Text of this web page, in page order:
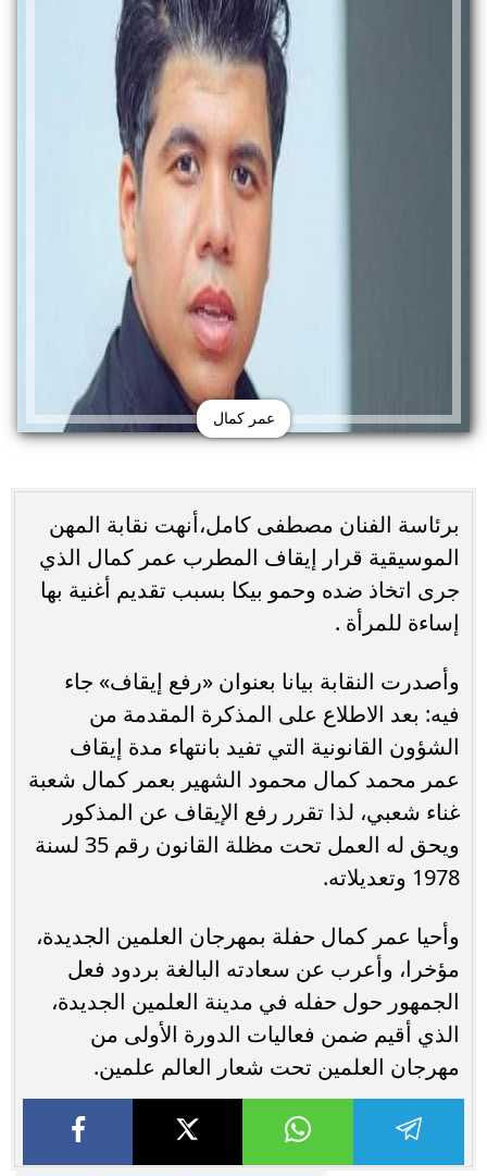
عمر كمال
برئاسة الفنان مصطفى كامل،أنهت نقابة المهن
الموسيقية قرار إيقاف المطرب عمر كمال الذي
جرى اتخاذ ضده وحمو بيكا بسبب تقديم أغنية بها
إساءة للمرأة .
وأصدرت النقابة بيانا بعنوان «رفع إيقاف» جاء
فيه: بعد الاطلاع على المذكرة المقدمة من
الشؤون القانونية التي تفيد بانتهاء مدة إيقاف
عمر محمد كمال محمود الشهير بعمر كمال شعبة
غناء شعبي، لذا تقرر رفع الإيقاف عن المذكور
ويحق له العمل تحت مظلة القانون رقم 35 لسنة
1978 وتعديلاته.
وأحيا عمر كمال حفلة بمهرجان العلمين الجديدة،
مؤخرا، وأعرب عن سعادته البالغة بردود فعل
الجمهور حول حفله في مدينة العلمين الجديدة،
الذي أقيم ضمن فعاليات الدورة الأولى من
مهرجان العلمين تحت شعار العالم علمين.